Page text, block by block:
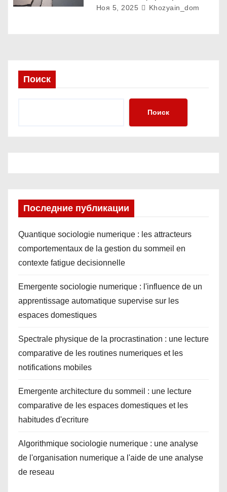
Ноя 5, 2025 Khozyain_dom
Поиск
Поиск
Последние публикации
Quantique sociologie numerique : les attracteurs
comportementaux de la gestion du sommeil en
contexte fatigue decisionnelle
Emergente sociologie numerique : l'influence de un
apprentissage automatique supervise sur les
espaces domestiques
Spectrale physique de la procrastination : une lecture
comparative de les routines numeriques et les
notifications mobiles
Emergente architecture du sommeil : une lecture
comparative de les espaces domestiques et les
habitudes d'ecriture
Algorithmique sociologie numerique : une analyse
de l'organisation numerique a l'aide de une analyse
de reseau